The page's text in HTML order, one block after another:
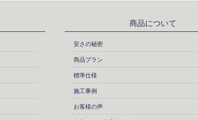
商品について
安さの秘密
商品プラン
標準仕様
施工事例
お客様の声